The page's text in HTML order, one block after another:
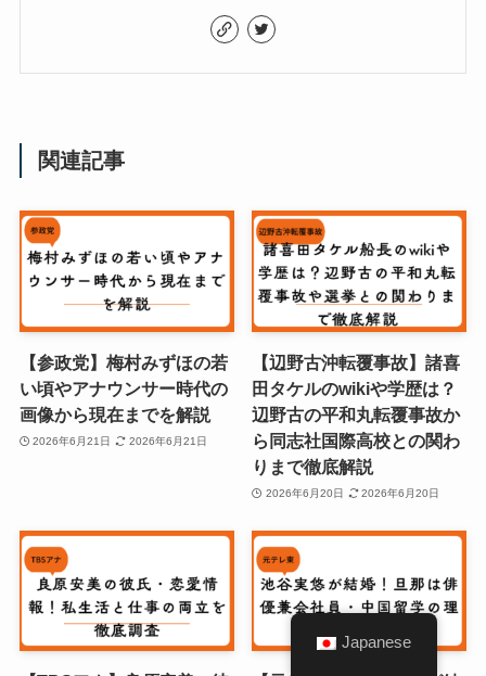
関連記事
【参政党】梅村みずほの若
い頃やアナウンサー時代の
画像から現在までを解説
2026年6月21日 2026年6月21日
【辺野古沖転覆事故】諸喜
田タケルのwikiや学歴は？
辺野古の平和丸転覆事故か
ら同志社国際高校との関わ
りまで徹底解説
2026年6月20日 2026年6月20日
Japanese